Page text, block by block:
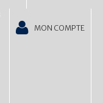
MON COMPTE